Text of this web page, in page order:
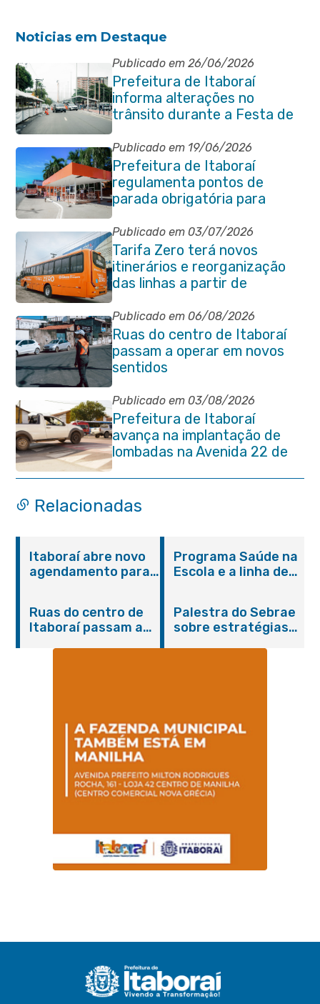
Noticias em Destaque
Publicado em 26/06/2026
Prefeitura de Itaboraí
informa alterações no
trânsito durante a Festa de
São Pedro Apóstolo
Publicado em 19/06/2026
Prefeitura de Itaboraí
regulamenta pontos de
parada obrigatória para
transporte coletivo na
Avenida 22 de Maio
Publicado em 03/07/2026
Tarifa Zero terá novos
itinerários e reorganização
das linhas a partir de
segunda-feira (06/07)
Publicado em 06/08/2026
Ruas do centro de Itaboraí
passam a operar em novos
sentidos
Publicado em 03/08/2026
Prefeitura de Itaboraí
avança na implantação de
lombadas na Avenida 22 de
Maio para reforçar a
segurança no trânsito
Relacionadas
Itaboraí abre novo
agendamento para
Programa Saúde na
Escola e a linha de
promovem
conscientização
sobre hanseníase
Ruas do centro de
Itaboraí passam a
Palestra do Sebrae
sobre estratégias